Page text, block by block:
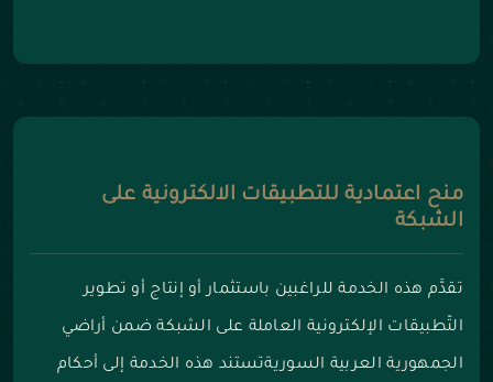
منح اعتمادية للتطبيقات الالكترونية على
الشبكة
تقدَّم هذه الخدمة للراغبين باستثمار أو إنتاج أو تطوير
التّطبيقات الإلكترونية العاملة على الشبكة ضمن أراضي
الجمهورية العربية السوريةتستند هذه الخدمة إلى أحكام